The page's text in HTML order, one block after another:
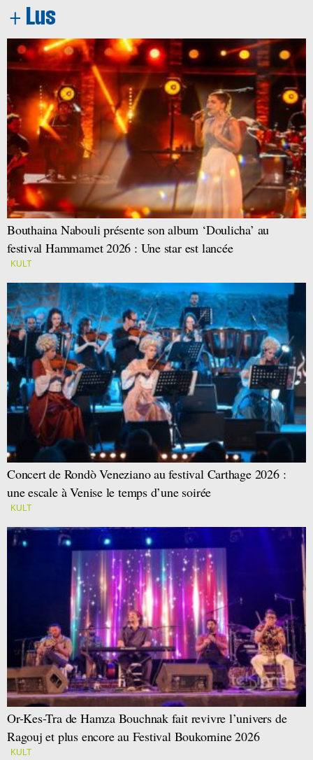
Bouthaina Nabouli présente son album ‘Doulicha’ au
festival Hammamet 2026 : Une star est lancée
KULT
Concert de Rondò Veneziano au festival Carthage 2026 :
une escale à Venise le temps d’une soirée
KULT
Or-Kes-Tra de Hamza Bouchnak fait revivre l’univers de
Ragouj et plus encore au Festival Boukornine 2026
KULT